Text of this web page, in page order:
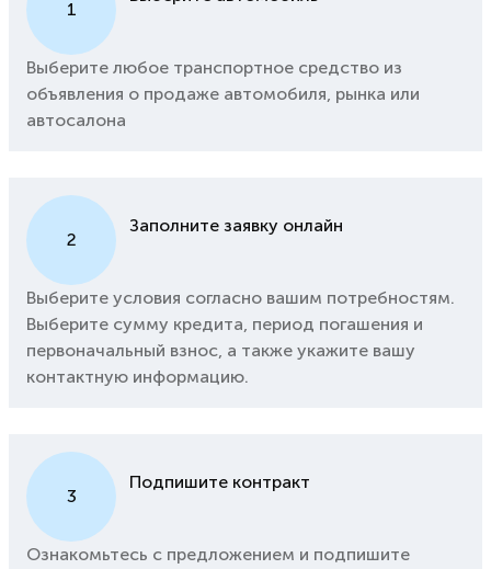
1
Выберите любое транспортное средство из
объявления о продаже автомобиля, рынка или
автосалона
2
Заполните заявку онлайн
Выберите условия согласно вашим потребностям.
Выберите сумму кредита, период погашения и
первоначальный взнос, а также укажите вашу
контактную информацию.
3
Подпишите контракт
Ознакомьтесь с предложением и подпишите